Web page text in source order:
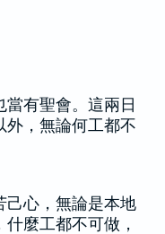
有聖會。這兩日
外，無論何工都不
己心，無論是本地
麼工都不可做，